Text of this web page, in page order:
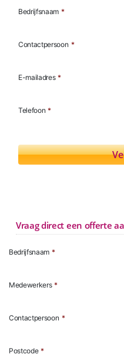
Bedrijfsnaam *
Contactpersoon *
E-mailadres *
Telefoon *
Vraag direct een offerte
Bedrijfsnaam *
Medewerkers *
Contactpersoon *
Postcode *